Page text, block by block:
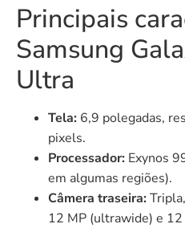
Principais
Samsung
Ultra
Tela: 6,9 polegadas,
pixels.
Processador: Exynos
em algumas regiões).
Câmera traseira:
12 MP (ultrawide) e